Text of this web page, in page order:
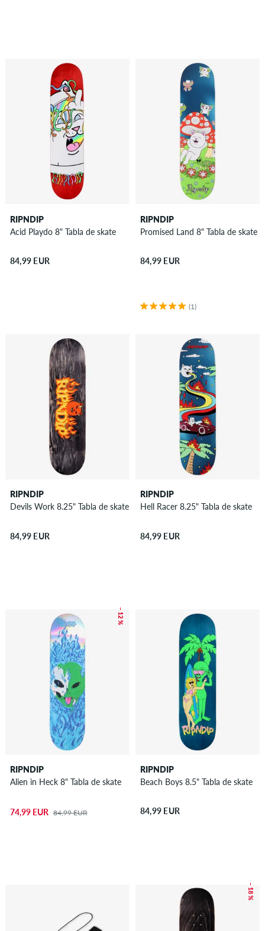
RIPNDIP
Acid Playdo 8" Tabla de skate
84,99 EUR
RIPNDIP
Promised Land 8" Tabla de skate
84,99 EUR
(1)
RIPNDIP
Devils Work 8.25" Tabla de skate
84,99 EUR
RIPNDIP
Hell Racer 8.25" Tabla de skate
84,99 EUR
– 12 %
RIPNDIP
Alien in Heck 8" Tabla de skate
74,99 EUR 84,99 EUR
RIPNDIP
Beach Boys 8.5" Tabla de skate
84,99 EUR
– 18 %